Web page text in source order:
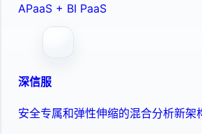
APaaS + BI PaaS
深信服
安全专属和弹性伸缩的混合分析新架